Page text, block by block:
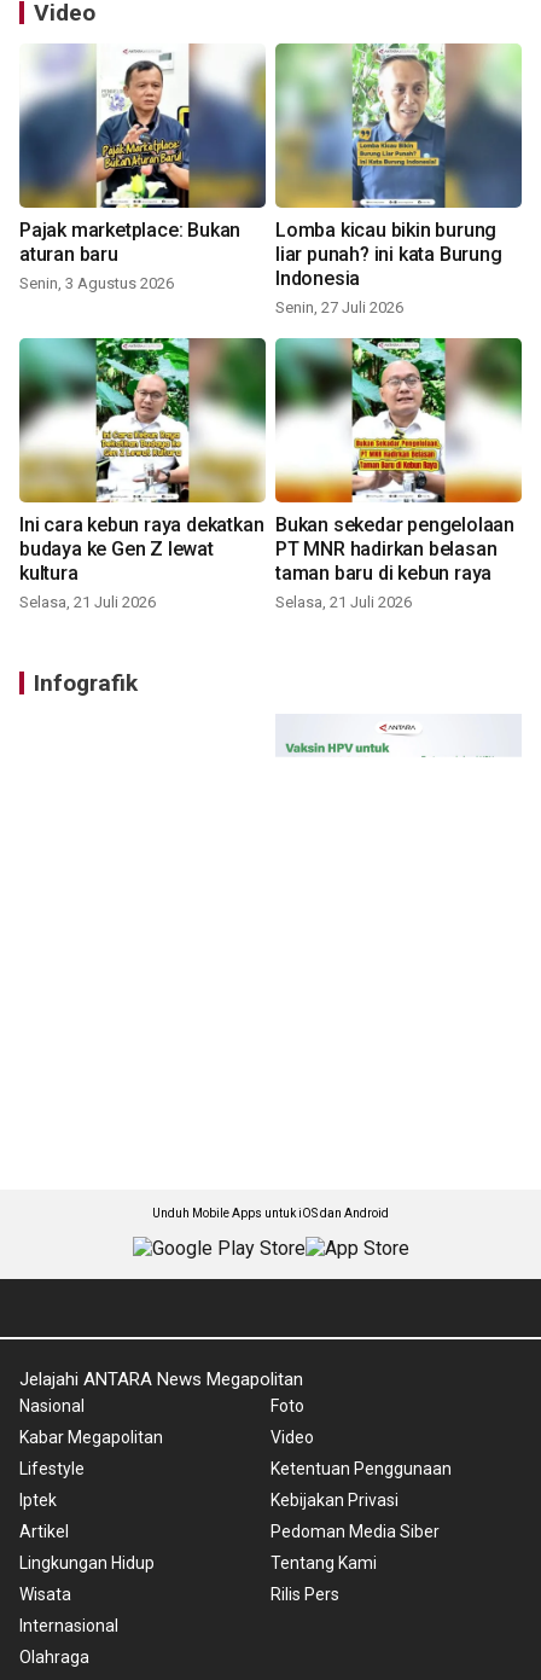
Video
Pajak marketplace: Bukan
aturan baru
Senin, 3 Agustus 2026
Lomba kicau bikin burung
liar punah? ini kata Burung
Indonesia
Senin, 27 Juli 2026
Ini cara kebun raya dekatkan
budaya ke Gen Z lewat
kultura
Selasa, 21 Juli 2026
Bukan sekedar pengelolaan
PT MNR hadirkan belasan
taman baru di kebun raya
Selasa, 21 Juli 2026
Infografik
Unduh Mobile Apps untuk iOS dan Android
Jelajahi ANTARA News Megapolitan
Nasional
Kabar Megapolitan
Lifestyle
Iptek
Artikel
Lingkungan Hidup
Wisata
Internasional
Olahraga
Foto
Video
Ketentuan Penggunaan
Kebijakan Privasi
Pedoman Media Siber
Tentang Kami
Rilis Pers